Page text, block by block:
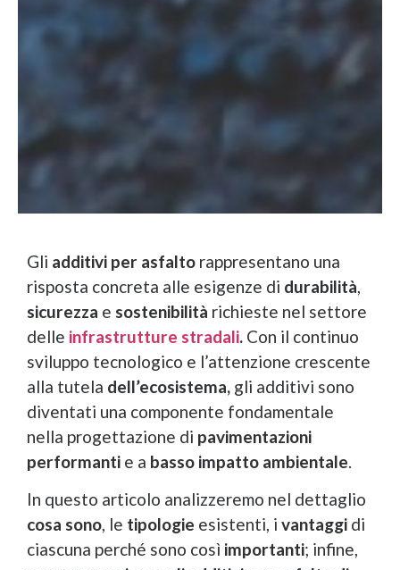
Gli additivi per asfalto rappresentano una
risposta concreta alle esigenze di durabilità
sicurezza e sostenibilità richieste nel settore
delle infrastrutture stradali. Con il continuo
sviluppo tecnologico e l’attenzione crescente
alla tutela dell’ecosistema, gli additivi sono
diventati una componente fondamentale
nella progettazione di pavimentazioni
performanti e a basso impatto ambientale
In questo articolo analizzeremo nel dettaglio
cosa sono, le tipologie esistenti, i vantaggi di
ciascuna perché sono così importanti; infine,